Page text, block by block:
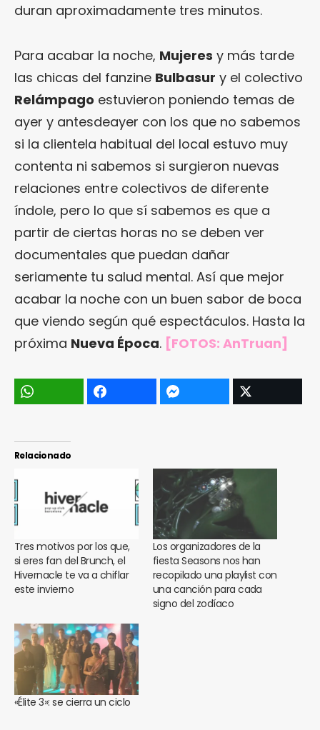
duran aproximadamente tres minutos.
Para acabar la noche, Mujeres y más tarde
las chicas del fanzine Bulbasur y el colectivo
Relámpago estuvieron poniendo temas de
ayer y antesdeayer con los que no sabemos
si la clientela habitual del local estuvo muy
contenta ni sabemos si surgieron nuevas
relaciones entre colectivos de diferente
índole, pero lo que sí sabemos es que a
partir de ciertas horas no se deben ver
documentales que puedan dañar
seriamente tu salud mental. Así que mejor
acabar la noche con un buen sabor de boca
que viendo según qué espectáculos. Hasta la
próxima Nueva Época. [FOTOS: AnTruan]
Relacionado
Tres motivos por los que,
si eres fan del Brunch, el
Hivernacle te va a chiflar
este invierno
Los organizadores de la
fiesta Seasons nos han
recopilado una playlist con
una canción para cada
signo del zodíaco
«Élite 3»: se cierra un ciclo